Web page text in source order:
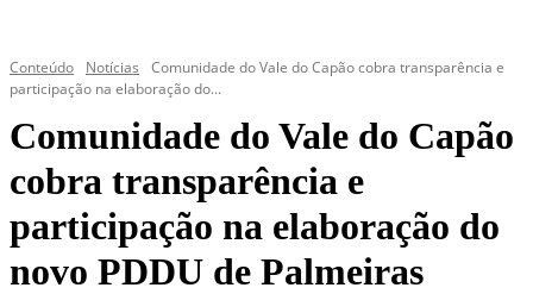
Conteúdo Notícias
Comunidade do Vale do Capão cobra transparência e
participação na elaboração do...
Comunidade do Vale do Capão
cobra transparência e
participação na elaboração do
novo PDDU de Palmeiras